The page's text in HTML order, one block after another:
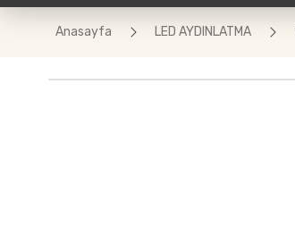
Anasayfa LED AYDINLATMA